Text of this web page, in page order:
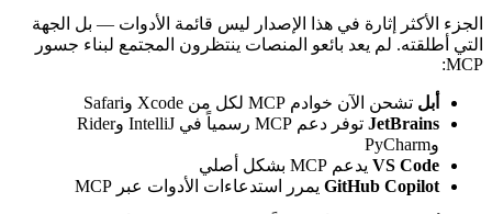
الجزء الأكثر إثارة في هذا الإصدار ليس قائمة الأدوات — بل الجهة
التي أطلقته. لم يعد بائعو المنصات ينتظرون المجتمع لبناء جسور
MCP:
أبل تشحن الآن خوادم MCP لكل من Xcode وSafari
JetBrains
توفر دعم MCP رسمياً في IntelliJ وRider
VS Codeيدعم MCP بشكل أصلي
GitHub Copilotيمرر استدعاءات الأدوات عبر MCP